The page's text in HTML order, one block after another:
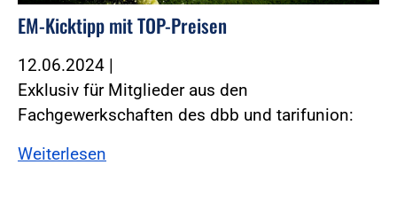
EM-Kicktipp mit TOP-Preisen
12.06.2024 |
Exklusiv für Mitglieder aus den
Fachgewerkschaften des dbb und tarifunion:
Weiterlesen